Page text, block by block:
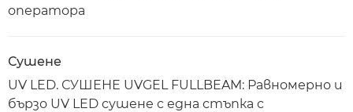
оператора
Сушене
UV LED. СУШЕНЕ UVGEL FULLBEAM: Равномерно и
бързо UV LED сушене с една стъпка с